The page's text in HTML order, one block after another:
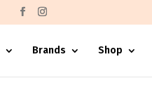
Brands Shop